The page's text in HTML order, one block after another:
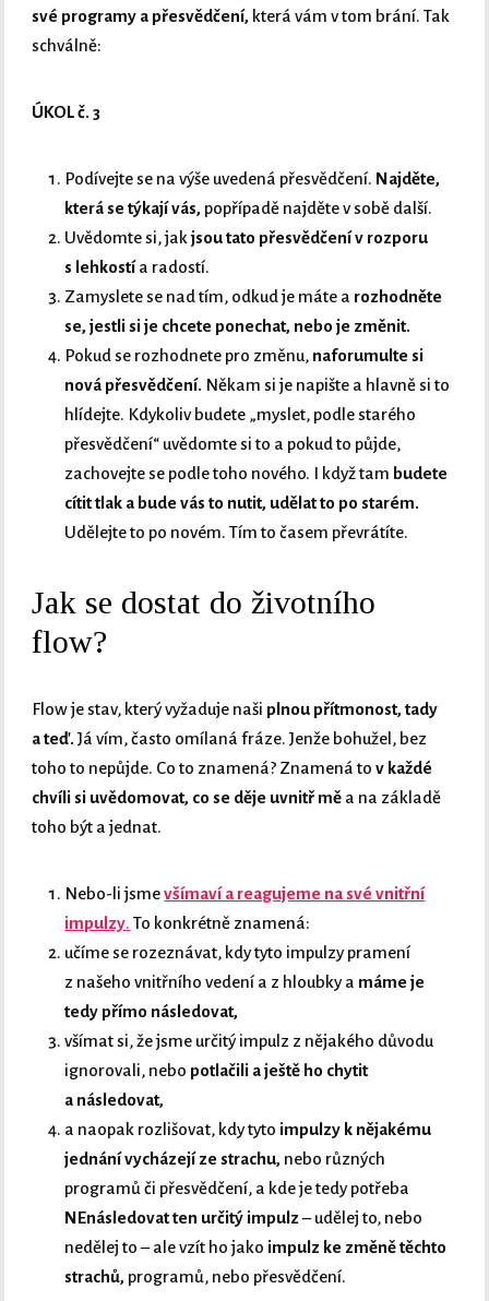
své programy a přesvědčení, která vám v tom brání. Tak
schválně:
ÚKOL č. 3
Podívejte se na výše uvedená přesvědčení. Najděte,
která se týkají vás, popřípadě najděte v sobě další.
Uvědomte si, jakjsou tato přesvědčení v rozporu
s lehkostía radostí.
Zamyslete se nad tím, odkud je máte a rozhodněte
se, jestli si je chcete ponechat, nebo je změnit.
Pokud se rozhodnete pro změnu, naforumulte si
nová přesvědčení. Někam si je napište a hlavně si to
hlídejte. Kdykoliv budete „myslet, podle starého
přesvědčení“ uvědomte si to a pokud to půjde,
zachovejte se podle toho nového. I když tam budete
cítit tlak a bude vás to nutit, udělat to po starém.
Udělejte to po novém. Tím to časem převrátíte.
Jak se dostat do životního
flow?
Flow je stav, který vyžaduje naši plnou přítmonost, tady
a teď.Já vím, často omílaná fráze. Jenže bohužel, bez
toho to nepůjde. Co to znamená? Znamená tov každé
chvíli si uvědomovat, co se děje uvnitř mě a na základě
toho být a jednat.
Nebo-li jsmevšímaví a reagujeme na své vnitřní
impulzy. To konkrétně znamená:
učíme se rozeznávat, kdy tyto impulzy pramení
z našeho vnitřního vedení a z hloubky a máme je
tedy přímo následovat,
všímat si, že jsme určitý impulz z nějakého důvodu
ignorovali, nebo potlačili a ještě ho chytit
a následovat,
a naopak rozlišovat, kdy tyto impulzy k nějakému
jednání vycházejí ze strachu, nebo různých
programů či přesvědčení, a kde je tedy potřeba
NEnásledovat ten určitý impulz– udělej to, nebo
nedělej to – ale vzít ho jako impulz ke změně těchto
strachů, programů, nebo přesvědčení.